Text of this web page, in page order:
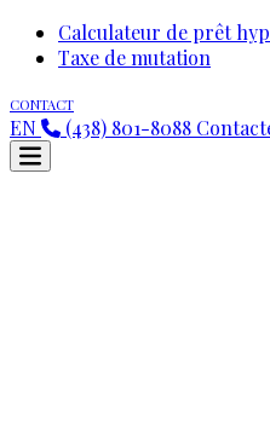
Calculateur de prêt
Taxe de mutation
CONTACT
EN (438) 801-8088